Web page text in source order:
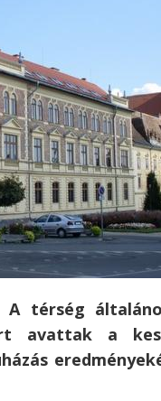
A térség
avattak a